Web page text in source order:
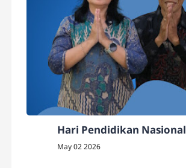
Hari Pendidikan
May 02 2026